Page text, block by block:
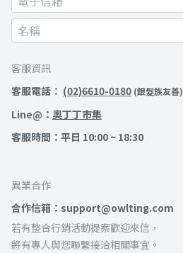
客服資訊
客服電話： (02)6610-0180 (銀髮族友善)
Line@： 奧丁丁市集
客服時間：平日 10:00 ~ 18:30
異業合作
合作信箱：support@owlting.com
若有整合行銷活動提案歡迎來信，
將有專人與您聯繫接洽相關事宜。